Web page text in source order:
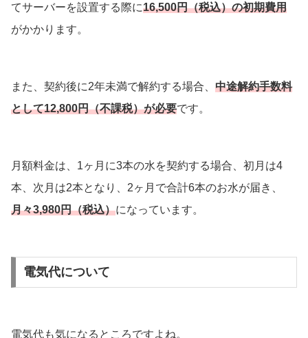
てサーバーを設置する際に16,500円（税込）の初期費用
がかかります。
また、契約後に2年未満で解約する場合、 中途解約手数料
として12,800円（不課税）が必要です。
月額料金は、1ヶ月に3本の水を契約する場合、初月は4
本、次月は2本となり、2ヶ月で合計6本のお水が届き、
月々3,980円（税込）になっています。
電気代について
電気代も気になるところですよね。